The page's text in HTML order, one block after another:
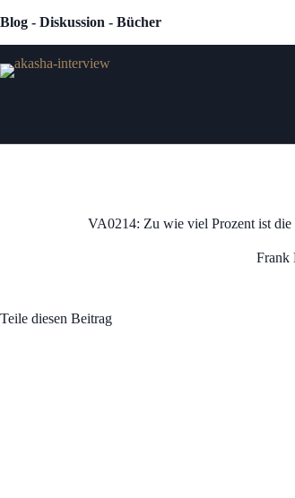
Inhalt
Blog - Diskussion - Bücher
VA0214: Zu wie viel Prozent ist
Frank
Teile diesen Beitrag